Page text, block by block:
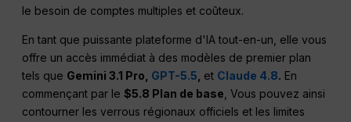
le besoin de comptes multiples et coûteux.
En tant que puissante plateforme d'IA tout-en-un, elle vous
offre un accès immédiat à des modèles de premier plan
tels que Gemini 3.1 Pro, GPT-5.5, et Claude 4.8. En
commençant par le$5.8 Plan de base, Vous pouvez ainsi
contourner les verrous régionaux officiels et les limites